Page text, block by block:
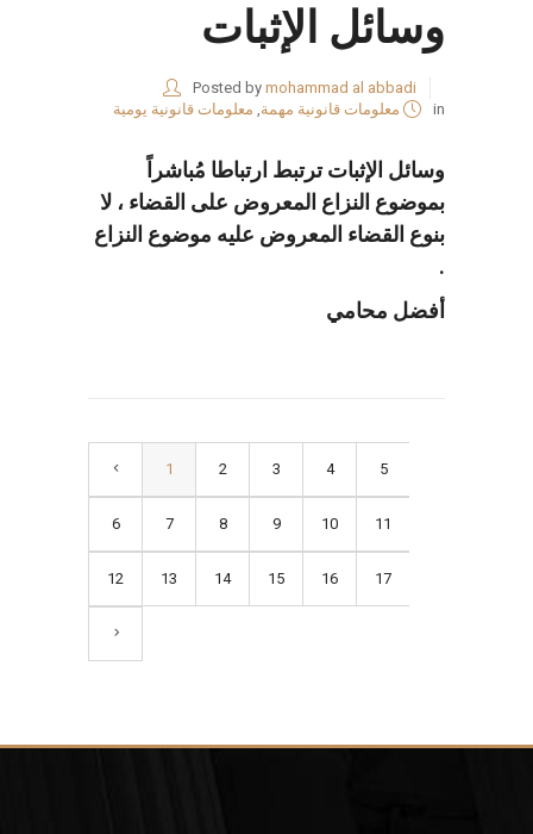
وسائل الإثبات
Posted by mohammad al abbadi
in
معلومات قانونية مهمة, معلومات قانونية يومية
وسائل الإثبات ترتبط ارتباطا مُباشراً
بموضوع النزاع المعروض على القضاء ، لا
بنوع القضاء المعروض عليه موضوع النزاع
.
أفضل محامي
1 2 3 4 5
6 7 8 9 10 11
12 13 14 15 16 17